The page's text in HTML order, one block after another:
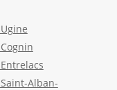
Alban-